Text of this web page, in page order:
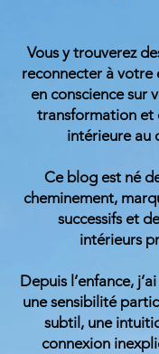
Vous y trouverez
reconnecter à votre
en conscience sur
transformation et
intérieure au
Ce blog est né
cheminement,
successifs et
intérieurs
Depuis l’enfance,
une sensibilité
subtil, une
connexion